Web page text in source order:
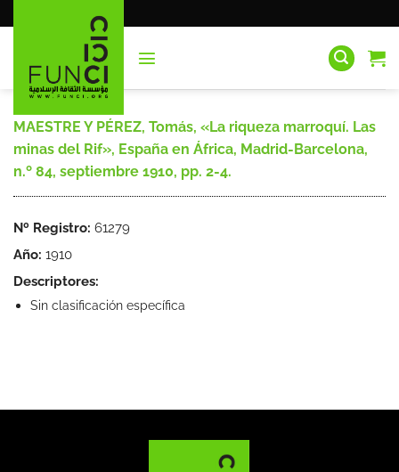
al
MAESTRE Y PÉREZ, Tomás, «La riqueza marroquí. Las
minas del Rif», España en África, Madrid-Barcelona,
n.º 84, septiembre 1910, pp. 2-4.
Nº Registro: 61279
Año: 1910
Descriptores:
Sin clasificación específica